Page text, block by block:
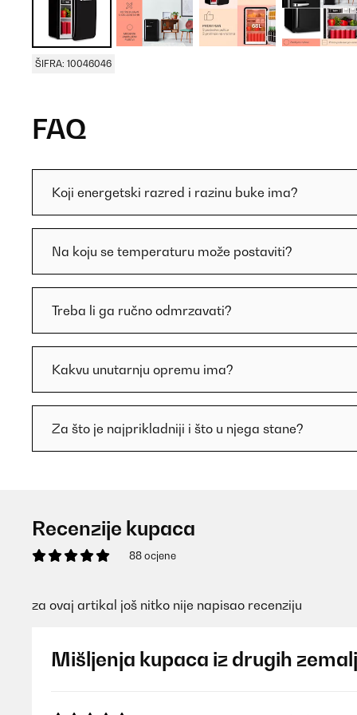
ŠIFRA: 10046046
FAQ
Koji energetski razred i razinu buke ima?
Na koju se temperaturu može postaviti?
Treba li ga ručno odmrzavati?
Kakvu unutarnju opremu ima?
Za što je najprikladniji i što u njega stane?
Recenzije kupaca
88 ocjene
za ovaj artikal još nitko nije napisao recenziju
Mišljenja kupaca iz drugih